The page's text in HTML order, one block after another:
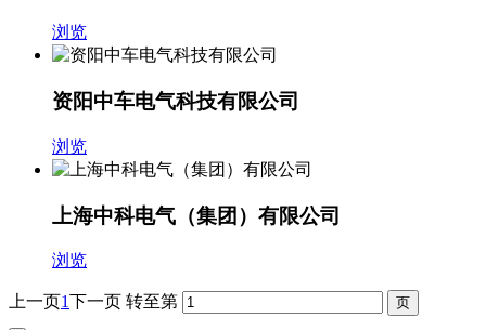
浏览
资阳中车电气科技有限公司
浏览
上海中科电气（集团）有限公司
浏览
上一页1下一页 转至第